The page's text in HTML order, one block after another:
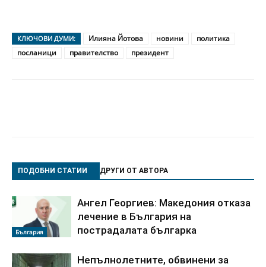
КЛЮЧОВИ ДУМИ: Илияна Йотова новини
политика
посланици
правителство президент
ПОДОБНИ СТАТИИ ДРУГИ ОТ АВТОРА
България
Ангел Георгиев: Македония отказа
лечение в България на
пострадалата българка
Непълнолетните, обвинени за